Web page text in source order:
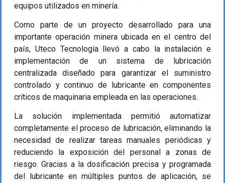
equipos utilizados en minería.
Como parte de un proyecto desarrollado para una
importante operación minera ubicada en el centro del
país, Uteco Tecnología llevó a cabo la instalación e
implementación de un sistema de lubricación
centralizada diseñado para garantizar el suministro
controlado y continuo de lubricante en componentes
críticos de maquinaria empleada en las operaciones.
La solución implementada permitió automatizar
completamente el proceso de lubricación, eliminando la
necesidad de realizar tareas manuales periódicas y
reduciendo la exposición del personal a zonas de
riesgo. Gracias a la dosificación precisa y programada
del lubricante en múltiples puntos de aplicación, se